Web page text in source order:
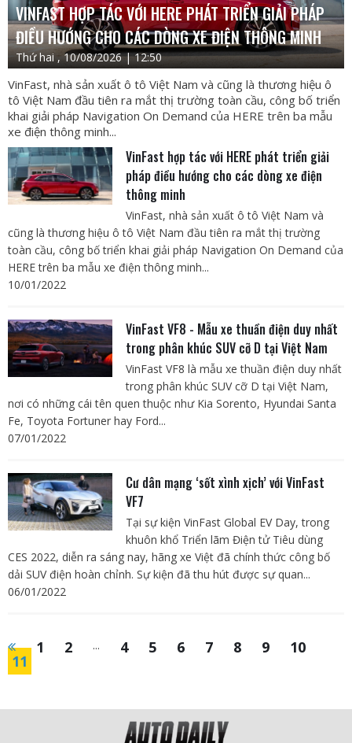
VINFAST HỢP TÁC VỚI HERE PHÁT TRIỂN GIẢI PHÁP
ĐIỀU HƯỚNG CHO CÁC DÒNG XE ĐIỆN THÔNG MINH
Thứ hai , 10/08/2026 | 12:50
VinFast, nhà sản xuất ô tô Việt Nam và cũng là thương hiệu ô
tô Việt Nam đầu tiên ra mắt thị trường toàn cầu, công bố triển
khai giải pháp Navigation On Demand của HERE trên ba mẫu
xe điện thông minh...
VinFast hợp tác với HERE phát triển giải
pháp điều hướng cho các dòng xe điện
thông minh
VinFast, nhà sản xuất ô tô Việt Nam và
cũng là thương hiệu ô tô Việt Nam đầu tiên ra mắt thị trường
toàn cầu, công bố triển khai giải pháp Navigation On Demand của
HERE trên ba mẫu xe điện thông minh...
10/01/2022
VinFast VF8 - Mẫu xe thuần điện duy nhất
trong phân khúc SUV cỡ D tại Việt Nam
VinFast VF8 là mẫu xe thuần điện duy nhất
trong phân khúc SUV cỡ D tại Việt Nam,
nơi có những cái tên quen thuộc như Kia Sorento, Hyundai Santa
Fe, Toyota Fortuner hay Ford...
07/01/2022
Cư dân mạng ‘sốt xình xịch’ với VinFast
VF7
Tại sự kiện VinFast Global EV Day, trong
khuôn khổ Triển lãm Điện tử Tiêu dùng
CES 2022, diễn ra sáng nay, hãng xe Việt đã chính thức công bố
dải SUV điện hoàn chỉnh. Sự kiện đã thu hút được sự quan...
06/01/2022
1 2 ... 4 5 6 7 8 9 10
11